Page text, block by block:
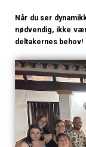
Når du ser
nødvendig, ikke
deltakernes behov!